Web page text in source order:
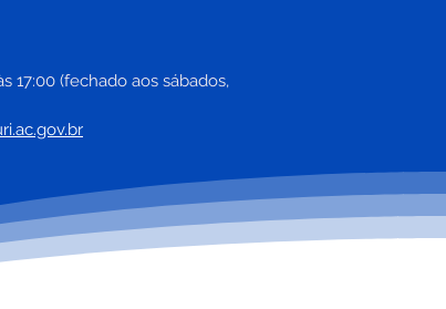
17:00 (fechado aos sábados,